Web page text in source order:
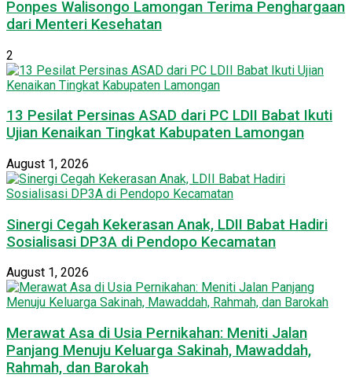
Ponpes Walisongo Lamongan Terima Penghargaan
dari Menteri Kesehatan
2
13 Pesilat Persinas ASAD dari PC LDII Babat Ikuti
Ujian Kenaikan Tingkat Kabupaten Lamongan
August 1, 2026
Sinergi Cegah Kekerasan Anak, LDII Babat Hadiri
Sosialisasi DP3A di Pendopo Kecamatan
August 1, 2026
Merawat Asa di Usia Pernikahan: Meniti Jalan
Panjang Menuju Keluarga Sakinah, Mawaddah,
Rahmah, dan Barokah